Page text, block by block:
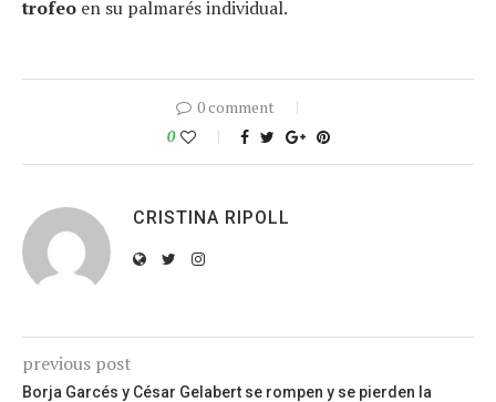
trofeo en su palmarés individual.
0 comment
0
CRISTINA RIPOLL
previous post
Borja Garcés y César Gelabert se rompen y se pierden la